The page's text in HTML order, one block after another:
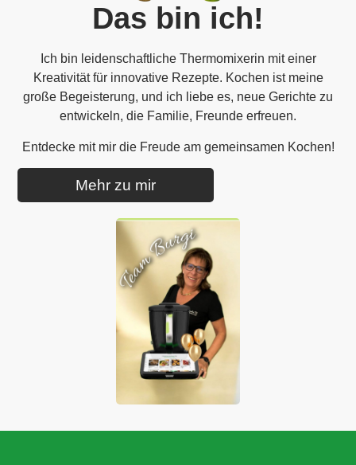
Das bin ich!
Ich bin leidenschaftliche Thermomixerin mit einer
Kreativität für innovative Rezepte. Kochen ist meine
große Begeisterung, und ich liebe es, neue Gerichte zu
entwickeln, die Familie, Freunde erfreuen.
Entdecke mit mir die Freude am gemeinsamen Kochen!
Mehr zu mir